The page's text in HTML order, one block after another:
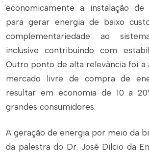
economicamente a instalação de
para gerar energia de baixo
complementariedade ao
inclusive contribuindo com
Outro ponto de alta relevância foi a
mercado livre de compra de
resultar em economia de 10 a
grandes consumidores.
A geração de energia por meio da
da palestra do Dr. José Dilcio da